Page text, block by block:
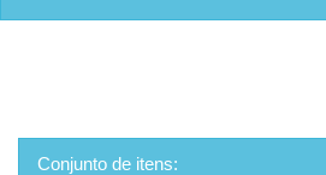
Conjunto de itens: